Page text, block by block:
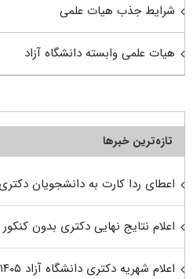
شرایط جذب هیات علمی
هیات علمی وابسته دانشگاه آزاد
تازه‌ترین خبرها
اعطای ردا کارت به دانشجویان
اعلام نتایج نهایی دکتری بدون کنکور
اعلام شهریه دکتری دانشگاه آزاد ۱۴۰۵